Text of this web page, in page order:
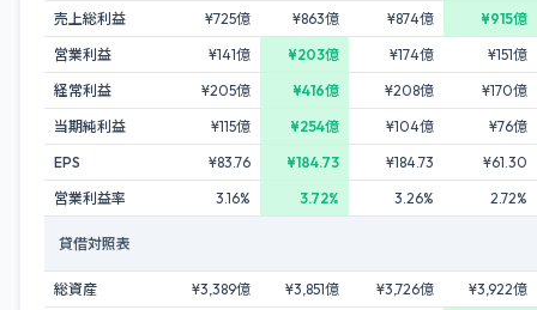
売上総利益
¥725億 ¥863億 ¥874億
¥915億
営業利益
¥141億 ¥203億 ¥174億
¥151億
経常利益
¥205億 ¥416億 ¥208億
¥170億
当期純利益
¥115億 ¥254億 ¥104億
¥76億
EPS
¥83.76 ¥184.73 ¥184.73
¥61.30
営業利益率
3.16% 3.72% 3.26% 2.72%
貸借対照表
総資産 ¥3,389億 ¥3,851億 ¥3,726億
¥3,922億